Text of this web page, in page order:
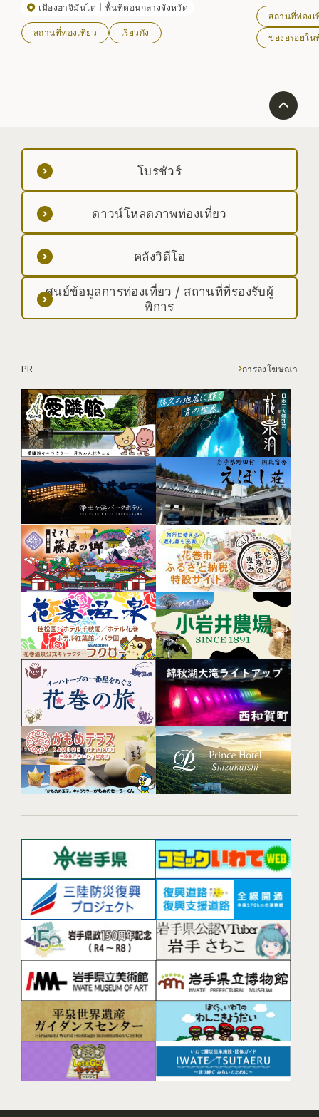
ที่ล้อมรอบด้วยป่าบนที่สูง เรายังเปิดให้บริการสำหรับมื้อ
กลางวัน♪
เมืองฮาจิมันไต พื้นที่ตอนกลางจังหวัด
สถานที่ท่องเที่ยว เรียวกัง
สถานที่ท่องเ
ของอร่อยใน
โบรชัวร์
ดาวน์โหลดภาพท่องเที่ยว
คลังวิดีโอ
ศูนย์ข้อมูลการท่องเที่ยว / สถานที่ที่รองรับผู้
พิการ
PR การลงโฆษณา